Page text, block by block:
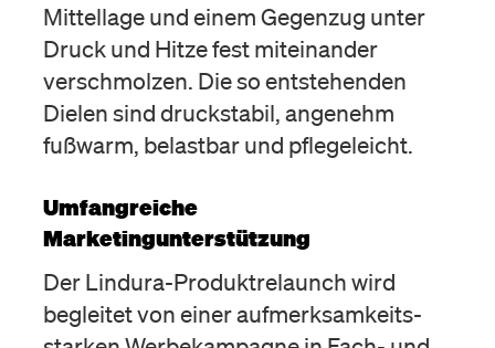
Mittellage und einem Gegenzug unter
Druck und Hitze fest miteinander
verschmolzen. Die so entstehenden
Dielen sind druckstabil, angenehm
fußwarm, belastbar und pflegeleicht.
Umfangreiche
Marketingunterstützung
Der Lindura-Produktrelaunch wird
begleitet von einer aufmerksamkeits-